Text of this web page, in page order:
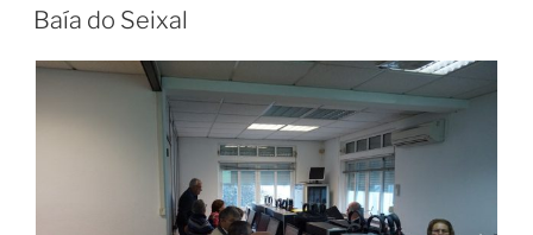
EM
Baía do Seixal